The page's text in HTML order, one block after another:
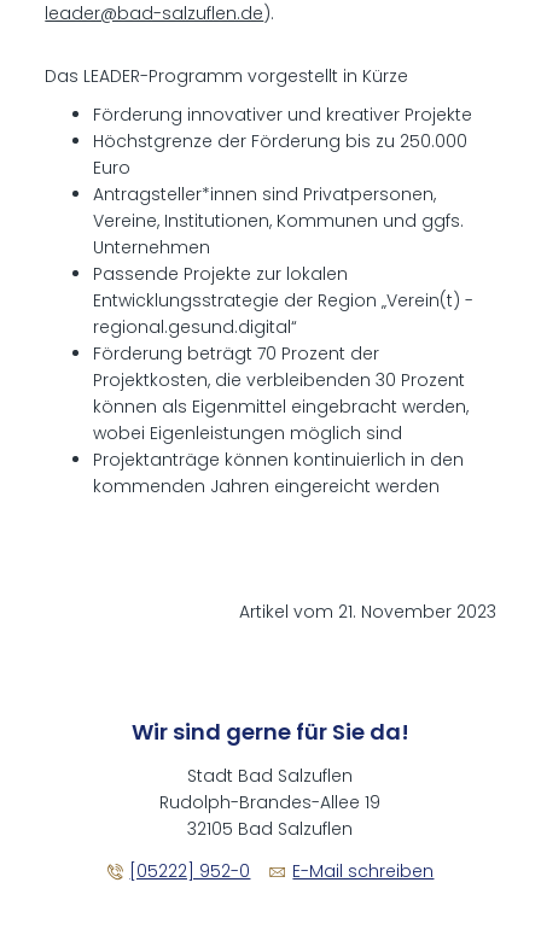
leader@bad-salzuflen.de).
Das LEADER-Programm vorgestellt in Kürze
Förderung innovativer und kreativer Projekte
Höchstgrenze der Förderung bis zu 250.000
Euro
Antragsteller*innen sind Privatpersonen,
Vereine, Institutionen, Kommunen und ggfs.
Unternehmen
Passende Projekte zur lokalen
Entwicklungsstrategie der Region „Verein(t) -
regional.gesund.digital“
Förderung beträgt 70 Prozent der
Projektkosten, die verbleibenden 30 Prozent
können als Eigenmittel eingebracht werden,
wobei Eigenleistungen möglich sind
Projektanträge können kontinuierlich in den
kommenden Jahren eingereicht werden
Artikel vom 21. November 2023
Wir sind gerne für Sie da!
Stadt Bad Salzuflen
Rudolph-Brandes-Allee 19
32105 Bad Salzuflen
[05222] 952-0
E-Mail schreiben